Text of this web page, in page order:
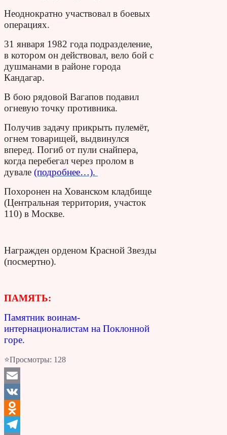
Неоднократно участвовал в боевых
операциях.
31 января 1982 года подразделение,
в котором он действовал, вело бой с
душманами в районе города
Кандагар.
В бою рядовой Вагапов подавил
огневую точку противника.
Получив задачу прикрыть пулемёт,
огнем товарищей, выдвинулся
вперед. Погиб от пули снайпера,
когда перебегал через пролом в
дувале (подробнее…).
Похоронен на Хованском кладбище
(Центральная территория, участок
110) в Москве.
Награжден орденом Красной Звезды
(посмертно).
ПАМЯТЬ:
Памятник воинам-
интернационалистам на Поклонной
горе.
⭐Просмотры: 128
Email
VK
Odnoklassniki